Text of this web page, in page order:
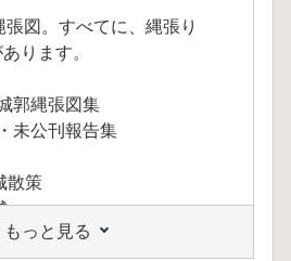
図。すべてに、縄張り
ります。
郭縄張図集
未公刊報告集
策
をどう見るか
もっと見る